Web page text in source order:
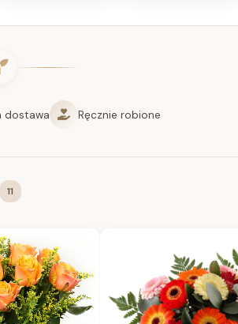
dostawa Ręcznie robione
11